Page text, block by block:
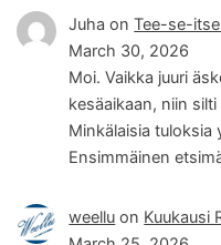
Juha onTee-se-
March 30, 2026
Moi. Vaikka juuri
kesäaikaan, niin
Minkälaisia
Ensimmäinen
weellu on Kuukausi